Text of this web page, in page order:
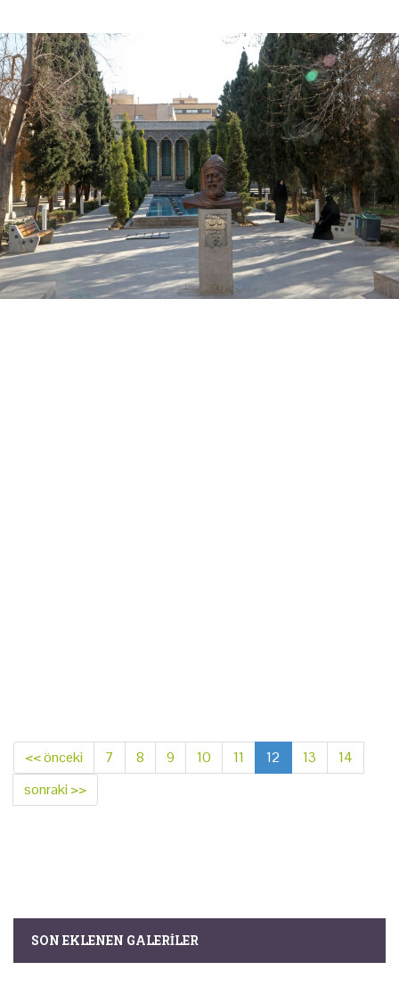
<< önceki 7 8 9 10 11 12 13
14
sonraki >>
SON EKLENEN GALERILER